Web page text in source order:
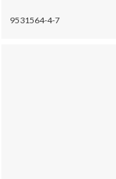
9531564-4-7